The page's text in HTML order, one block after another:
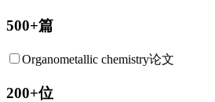
500+篇
Organometallic chemistry论文
200+位